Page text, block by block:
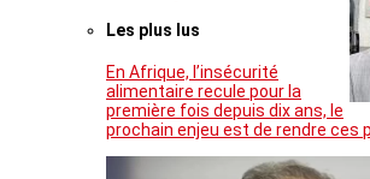
Les plus lus
En Afrique, l’insécurité
alimentaire recule pour la
première fois depuis dix ans, le
prochain enjeu est de rendre ces